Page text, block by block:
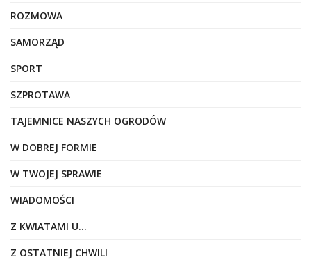
ROZMOWA
SAMORZĄD
SPORT
SZPROTAWA
TAJEMNICE NASZYCH OGRODÓW
W DOBREJ FORMIE
W TWOJEJ SPRAWIE
WIADOMOŚCI
Z KWIATAMI U…
Z OSTATNIEJ CHWILI